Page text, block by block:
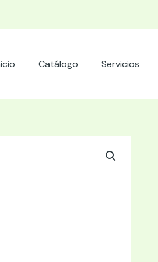
Catálogo Servicios